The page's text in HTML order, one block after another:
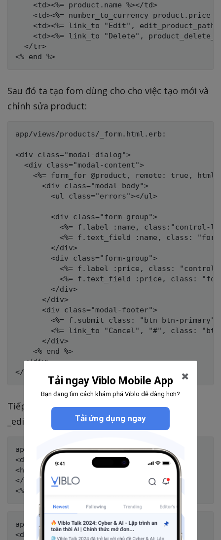
    <td><%= product.name %></td>
<td><%= number_to_currency product.price
<td><%= link_to "Edit",
<td><%= link_to "Delete",
  </tr>
Sau đó ta tạo fom dùng cho cho việc tạo mới và
chỉnh sửa product:
app/views/products/_form.html.erb:
<div class="modal-dialog">
  <div class="modal-content">
<%= form_for @product, remote: true,
      <div class="modal-body">
        <ul class="errors"></ul>
        <div class="form-group">
<%= f.label :name, class:"control-
<%= f.text_field :name, class:
        </div>
        <div class="form-group">
<%= f.label :price, class:
<%= f.text_field :price, class:
        </div>
      </div>
      <div class="modal-footer">
<%= f.submit class: "btn btn-primary"
<%= link_to "Cancel", "#", class:
      </div>
    <% end %>
  </div>
Tiếp theo, ta tạo file _new.html.rb file và
_edit.html.erb:
app/views/products/_new.html.erb:
<div class="modal-header">
<h3>New Product</h3>
</div>
app/views/products/_edit.html.erb:
<div class="modal-header">
Tải ngay Viblo Mobile App
Bạn đang tìm cách khám phá Viblo dễ dàng hơn?
Tải ứng dụng ngay